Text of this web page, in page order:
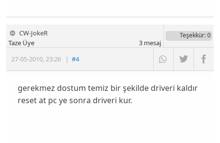
CW-JokeR
27-05-2010,23:26 |#4
Taze Üye
Teşekkür: 0
3mesaj
gerekmez dostum temiz bir şekilde driveri kaldır
reset at pc ye sonra driveri kur.